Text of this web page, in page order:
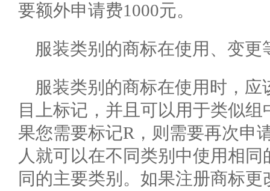
要额外申请费1000元。
服装类别的商标在使用、变更
服装类别的商标在使用时，
目上标记，并且可以用于类似
果您需要标记R，则需要再次申
人就可以在不同类别中使用相
同的主要类别。如果注册商标